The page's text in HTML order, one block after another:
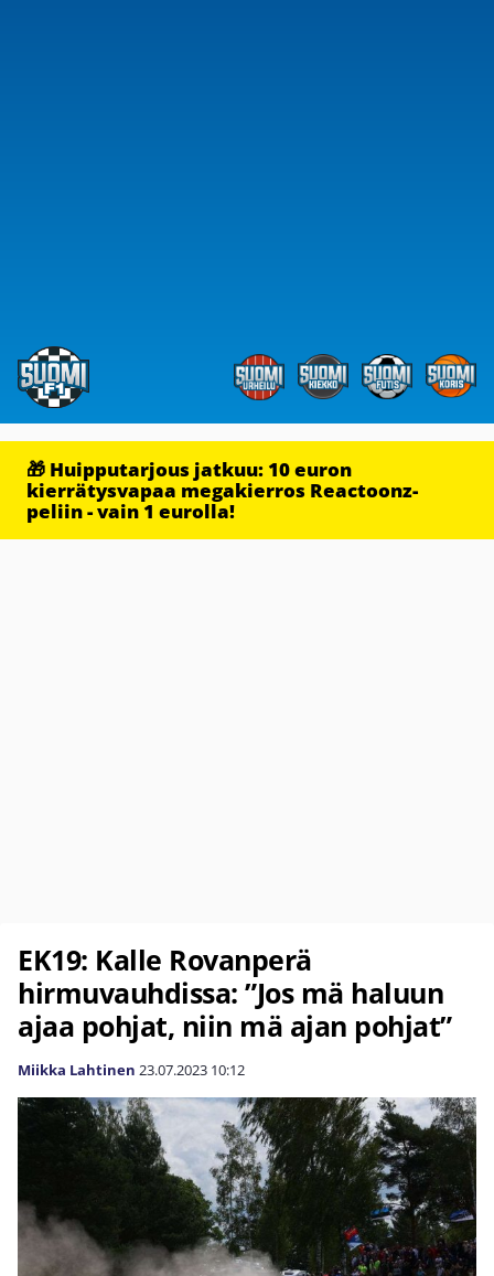
🎁 Huipputarjous jatkuu: 10 euron
kierrätysvapaa megakierros Reactoonz-
peliin - vain 1 eurolla!
EK19: Kalle Rovanperä
hirmuvauhdissa: ”Jos mä haluun
ajaa pohjat, niin mä ajan pohjat”
Miikka Lahtinen 23.07.2023 10:12